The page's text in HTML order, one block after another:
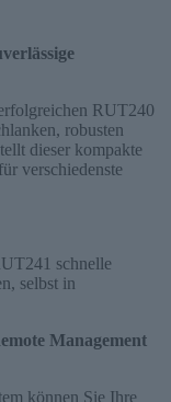
RUT240
robusten
dieser kompakte
verschiedenste
schnelle
selbst in
Management
können Sie Ihre